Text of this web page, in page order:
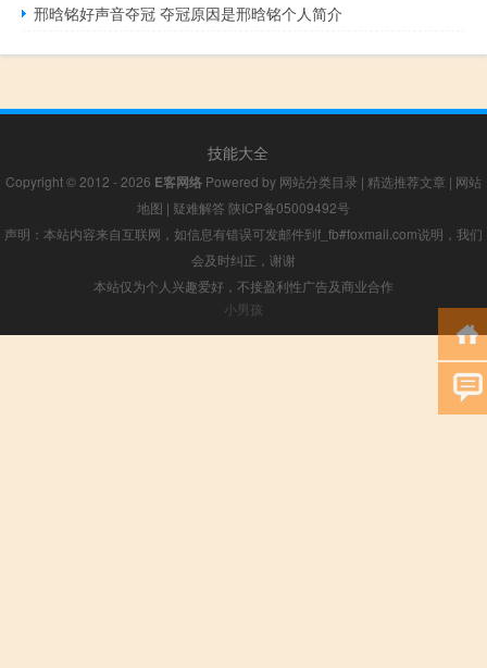
邢晗铭好声音夺冠 夺冠原因是邢晗铭个人简介
技能大全
Copyright © 2012 - 2026 E客网络 Powered by 网站分类目录 | 精选推荐文章 | 网站
地图 | 疑难解答 陕ICP备05009492号
声明：本站内容来自互联网，如信息有错误可发邮件到f_fb#foxmail.com说明，我们
会及时纠正，谢谢
本站仅为个人兴趣爱好，不接盈利性广告及商业合作
小男孩